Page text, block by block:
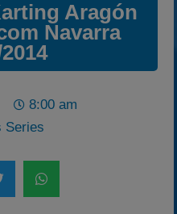
Noticias
Calendario
Temporadas anteriores
Aragón
Navarra
8:00 am
Series